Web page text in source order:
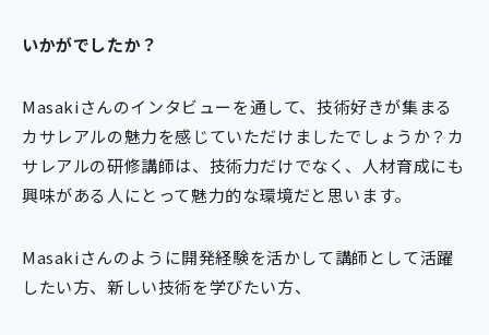
いかがでしたか？
Masakiさんのインタビューを通して、技術好きが集まる
カサレアルの魅力を感じていただけましたでしょうか？カ
サレアルの研修講師は、技術力だけでなく、人材育成にも
興味がある人にとって魅力的な環境だと思います。
Masakiさんのように開発経験を活かして講師として活躍
したい方、新しい技術を学びたい方、